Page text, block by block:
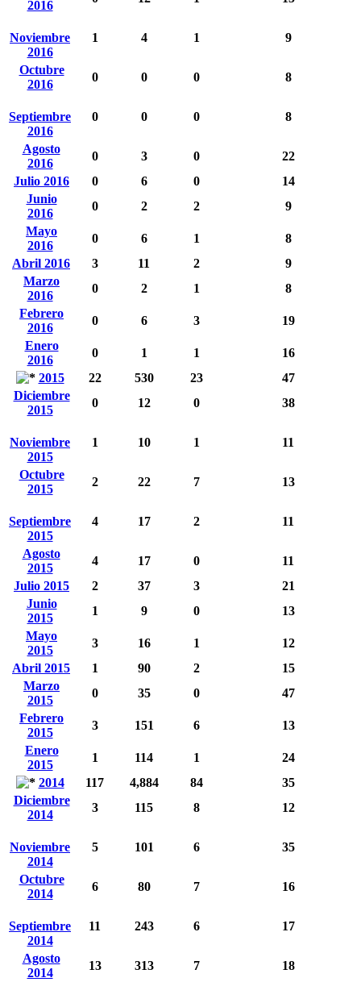
2016
Noviembre
2016
1 4 1 9
Octubre
2016
0 0 0 8
Septiembre
2016
0 0 0 8
Agosto
2016
0 3 0
22
Julio 2016
0 6 0
14
Junio
2016
0 2 2
9
Mayo
2016
0 6 1
8
Abril 2016
3 11 2
9
Marzo
2016
0 2 1
8
Febrero
2016
0 6 3
19
Enero
2016
0 1 1
16
2015
22 530 23
47
Diciembre
2015
0 12 0 38
Noviembre
2015
1 10 1 11
Octubre
2015
2 22 7 13
Septiembre
2015
4 17 2 11
Agosto
2015
4 17 0
11
Julio 2015
2 37 3
21
Junio
2015
1 9 0
13
Mayo
2015
3 16 1
12
Abril 2015
1 90 2
15
Marzo
2015
0 35 0
47
Febrero
2015
3 151 6
13
Enero
2015
1 114 1
24
2014
117 4,884 84
35
Diciembre
2014
3 115 8 12
Noviembre
2014
5 101 6 35
Octubre
2014
6 80 7 16
Septiembre
2014
11 243 6 17
Agosto
2014
13 313 7
18